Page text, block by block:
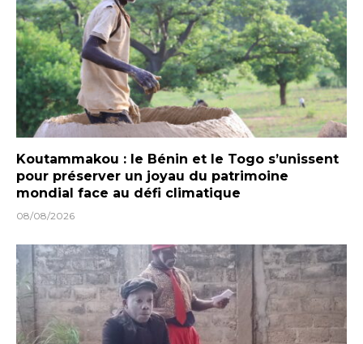
Koutammakou : le Bénin et le Togo s’unissent
pour préserver un joyau du patrimoine
mondial face au défi climatique
08/08/2026